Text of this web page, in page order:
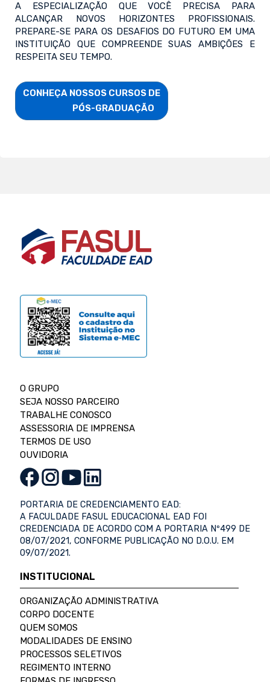
A ESPECIALIZAÇÃO QUE VOCÊ PRECISA PARA
ALCANÇAR NOVOS HORIZONTES PROFISSIONAIS.
PREPARE-SE PARA OS DESAFIOS DO FUTURO EM UMA
INSTITUIÇÃO QUE COMPREENDE SUAS AMBIÇÕES E
RESPEITA SEU TEMPO.
CONHEÇA NOSSOS CURSOS DE
                        PÓS-GRADUAÇÃO
O GRUPO
SEJA NOSSO PARCEIRO
TRABALHE CONOSCO
ASSESSORIA DE IMPRENSA
TERMOS DE USO
OUVIDORIA
PORTARIA DE CREDENCIAMENTO EAD:
A FACULDADE FASUL EDUCACIONAL EAD FOI
CREDENCIADA DE ACORDO COM A PORTARIA Nº499 DE
08/07/2021, CONFORME PUBLICAÇÃO NO D.O.U. EM
09/07/2021.
INSTITUCIONAL
ORGANIZAÇÃO ADMINISTRATIVA
CORPO DOCENTE
QUEM SOMOS
MODALIDADES DE ENSINO
PROCESSOS SELETIVOS
REGIMENTO INTERNO